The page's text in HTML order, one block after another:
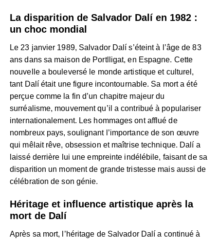
La disparition de Salvador Dalí en 1982 :
un choc mondial
Le 23 janvier 1989, Salvador Dalí s’éteint à l’âge de 83
ans dans sa maison de Portlligat, en Espagne. Cette
nouvelle a bouleversé le monde artistique et culturel,
tant Dalí était une figure incontournable. Sa mort a été
perçue comme la fin d’un chapitre majeur du
surréalisme, mouvement qu’il a contribué à populariser
internationalement. Les hommages ont afflué de
nombreux pays, soulignant l’importance de son œuvre
qui mêlait rêve, obsession et maîtrise technique. Dalí a
laissé derrière lui une empreinte indélébile, faisant de sa
disparition un moment de grande tristesse mais aussi de
célébration de son génie.
Héritage et influence artistique après la
mort de Dalí
Après sa mort, l’héritage de Salvador Dalí a continué à